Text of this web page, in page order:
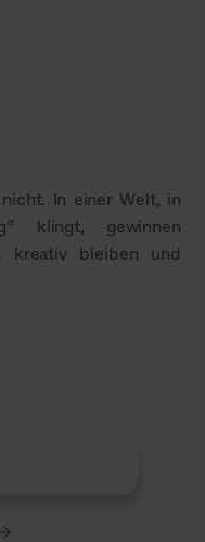
In einer Welt, in
klingt, gewinnen
kreativ bleiben und